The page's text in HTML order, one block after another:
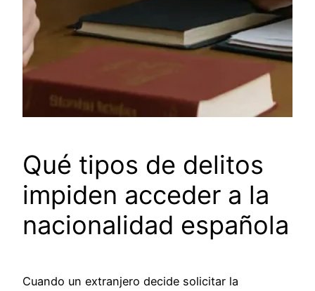
Qué tipos de delitos
impiden acceder a la
nacionalidad española
Cuando un extranjero decide solicitar la